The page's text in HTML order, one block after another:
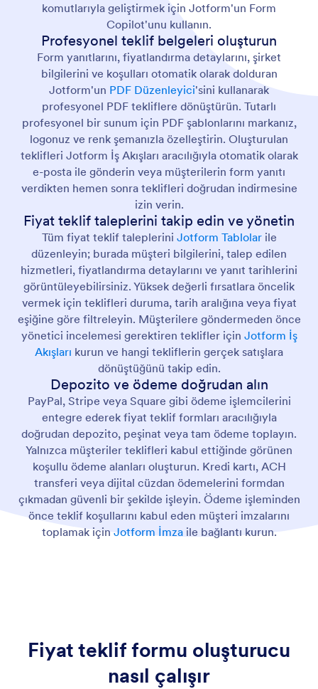
komutlarıyla geliştirmek için Jotform'un Form
Copilot'unu kullanın.
Profesyonel teklif belgeleri oluşturun
Form yanıtlarını, fiyatlandırma detaylarını, şirket
bilgilerini ve koşulları otomatik olarak dolduran
Jotform'un PDF Düzenleyici'sini kullanarak
profesyonel PDF tekliflere dönüştürün. Tutarlı
profesyonel bir sunum için PDF şablonlarını markanız,
logonuz ve renk şemanızla özelleştirin. Oluşturulan
teklifleri Jotform İş Akışları aracılığıyla otomatik olarak
e-posta ile gönderin veya müşterilerin form yanıtı
verdikten hemen sonra teklifleri doğrudan indirmesine
izin verin.
Fiyat teklif taleplerini takip edin ve yönetin
Tüm fiyat teklif taleplerini Jotform Tablolarile
düzenleyin; burada müşteri bilgilerini, talep edilen
hizmetleri, fiyatlandırma detaylarını ve yanıt tarihlerini
görüntüleyebilirsiniz. Yüksek değerli fırsatlara öncelik
vermek için teklifleri duruma, tarih aralığına veya fiyat
eşiğine göre filtreleyin. Müşterilere göndermeden önce
yönetici incelemesi gerektiren teklifler için Jotform İş
Akışları kurun ve hangi tekliflerin gerçek satışlara
dönüştüğünü takip edin.
Depozito ve ödeme doğrudan alın
PayPal, Stripe veya Square gibi ödeme işlemcilerini
entegre ederek fiyat teklif formları aracılığıyla
doğrudan depozito, peşinat veya tam ödeme toplayın.
Yalnızca müşteriler teklifleri kabul ettiğinde görünen
koşullu ödeme alanları oluşturun. Kredi kartı, ACH
transferi veya dijital cüzdan ödemelerini formdan
çıkmadan güvenli bir şekilde işleyin. Ödeme işleminden
önce teklif koşullarını kabul eden müşteri imzalarını
toplamak için Jotform İmzaile bağlantı kurun.
Fiyat teklif formu oluşturucu
nasıl çalışır